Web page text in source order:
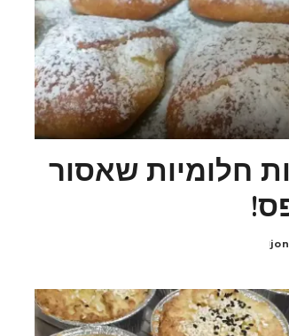
חלומיות שאסור